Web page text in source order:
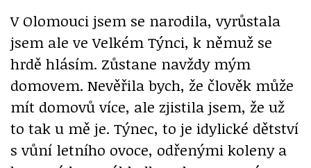
V Olomouci jsem se narodila, vyrůstala
jsem ale ve Velkém Týnci, k němuž se
hrdě hlásím. Zůstane navždy mým
domovem. Nevěřila bych, že člověk může
mít domovů více, ale zjistila jsem, že už
to tak u mě je. Týnec, to je idylické dětství
s vůní letního ovoce, odřenými koleny a